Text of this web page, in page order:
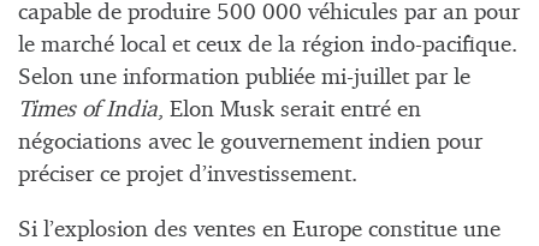
capable de produire 500 000 véhicules par an pour
le marché local et ceux de la région indo-pacifique.
Selon une information publiée mi-juillet par le
Times of India, Elon Musk serait entré en
négociations avec le gouvernement indien pour
préciser ce projet d’investissement.
Si l’explosion des ventes en Europe constitue une